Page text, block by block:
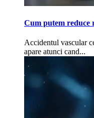
Cum putem reduce
Accidentul vascular
apare atunci cand...